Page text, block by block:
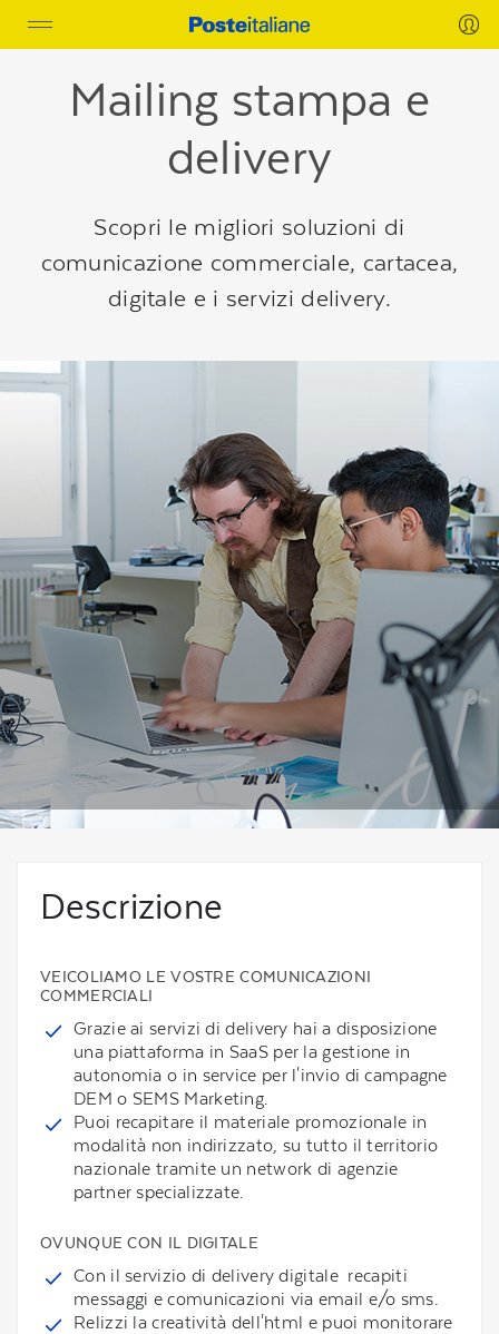
Toggle
navigation
Mailing stampa e
delivery
Scopri le migliori soluzioni di
comunicazione commerciale, cartacea,
digitale e i servizi delivery.
Descrizione
VEICOLIAMO LE VOSTRE COMUNICAZIONI
COMMERCIALI
Grazie ai servizi di delivery hai a disposizione
una piattaforma in SaaS per la gestione in
autonomia o in service per l'invio di campagne
DEM o SEMS Marketing.
Puoi recapitare il materiale promozionale in
modalità non indirizzato, su tutto il territorio
nazionale tramite un network di agenzie
partner specializzate.
OVUNQUE CON IL DIGITALE
Con il servizio di delivery digitale recapiti
messaggi e comunicazioni via email e/o sms.
Relizzi la creatività dell'html e puoi monitorare